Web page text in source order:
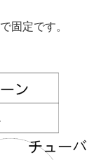
固定です。